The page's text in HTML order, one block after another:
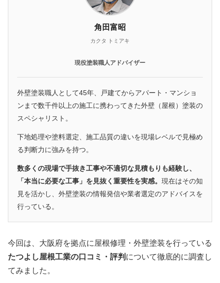
角田富昭
カクタ トミアキ
現役塗装職人アドバイザー
外壁塗装職人として45年、戸建てからアパート・マンショ
ンまで数千件以上の施工に携わってきた外壁（屋根）塗装の
スペシャリスト。
下地処理や塗料選定、施工品質の違いを現場レベルで見極め
る判断力に強みを持つ。
数多くの現場で手抜き工事や不適切な見積もりも経験し、
「本当に必要な工事」を見抜く重要性を実感。 現在はその知
見を活かし、外壁塗装の情報発信や業者選定のアドバイスを
行っている。
今回は、大阪府を拠点に屋根修理・外壁塗装を行っている
たつよし屋根工業の口コミ・評判 について徹底的に調査し
てみました。